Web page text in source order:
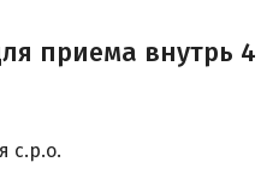
приема внутрь
с.р.о.